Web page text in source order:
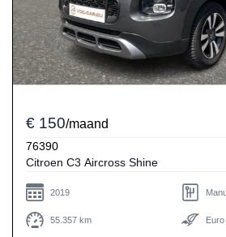
€ 150/maand
76390
Citroen C3 Aircross Shine
2019
55.357 km